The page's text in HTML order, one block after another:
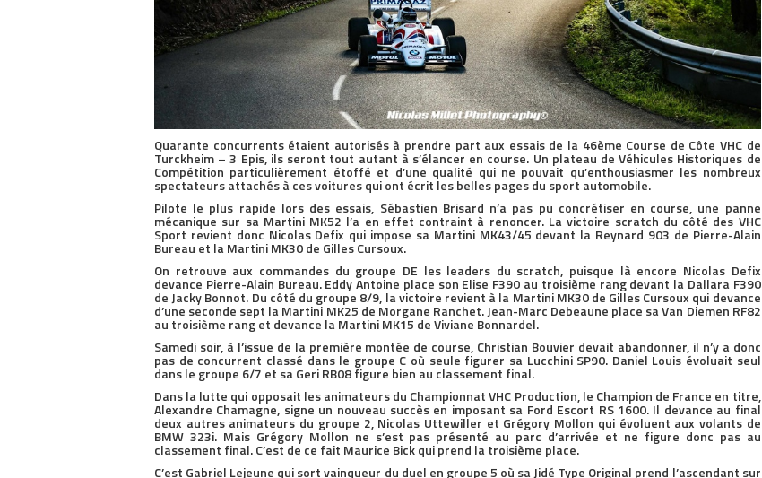
Quarante concurrents étaient autorisés à prendre part aux essais de la 46ème Course de Côte VHC de
Turckheim – 3 Epis, ils seront tout autant à s’élancer en course. Un plateau de Véhicules Historiques de
Compétition particulièrement étoffé et d’une qualité qui ne pouvait qu’enthousiasmer les nombreux
spectateurs attachés à ces voitures qui ont écrit les belles pages du sport automobile.
Pilote le plus rapide lors des essais, Sébastien Brisard n’a pas pu concrétiser en course, une panne
mécanique sur sa Martini MK52 l’a en effet contraint à renoncer. La victoire scratch du côté des VHC
Sport revient donc Nicolas Defix qui impose sa Martini MK43/45 devant la Reynard 903 de Pierre-Alain
Bureau et la Martini MK30 de Gilles Cursoux.
On retrouve aux commandes du groupe DE les leaders du scratch, puisque là encore Nicolas Defix
devance Pierre-Alain Bureau. Eddy Antoine place son Elise F390 au troisième rang devant la Dallara F390
de Jacky Bonnot. Du côté du groupe 8/9, la victoire revient à la Martini MK30 de Gilles Cursoux qui devance
d’une seconde sept la Martini MK25 de Morgane Ranchet. Jean-Marc Debeaune place sa Van Diemen RF82
au troisième rang et devance la Martini MK15 de Viviane Bonnardel.
Samedi soir, à l’issue de la première montée de course, Christian Bouvier devait abandonner, il n’y a donc
pas de concurrent classé dans le groupe C où seule figurer sa Lucchini SP90. Daniel Louis évoluait seul
dans le groupe 6/7 et sa Geri RB08 figure bien au classement final.
Dans la lutte qui opposait les animateurs du Championnat VHC Production, le Champion de France en titre,
Alexandre Chamagne, signe un nouveau succès en imposant sa Ford Escort RS 1600. Il devance au final
deux autres animateurs du groupe 2, Nicolas Uttewiller et Grégory Mollon qui évoluent aux volants de
BMW 323i. Mais Grégory Mollon ne s’est pas présenté au parc d’arrivée et ne figure donc pas au
classement final. C’est de ce fait Maurice Bick qui prend la troisième place.
C’est Gabriel Lejeune qui sort vainqueur du duel en groupe 5 où sa Jidé Type Original prend l’ascendant sur